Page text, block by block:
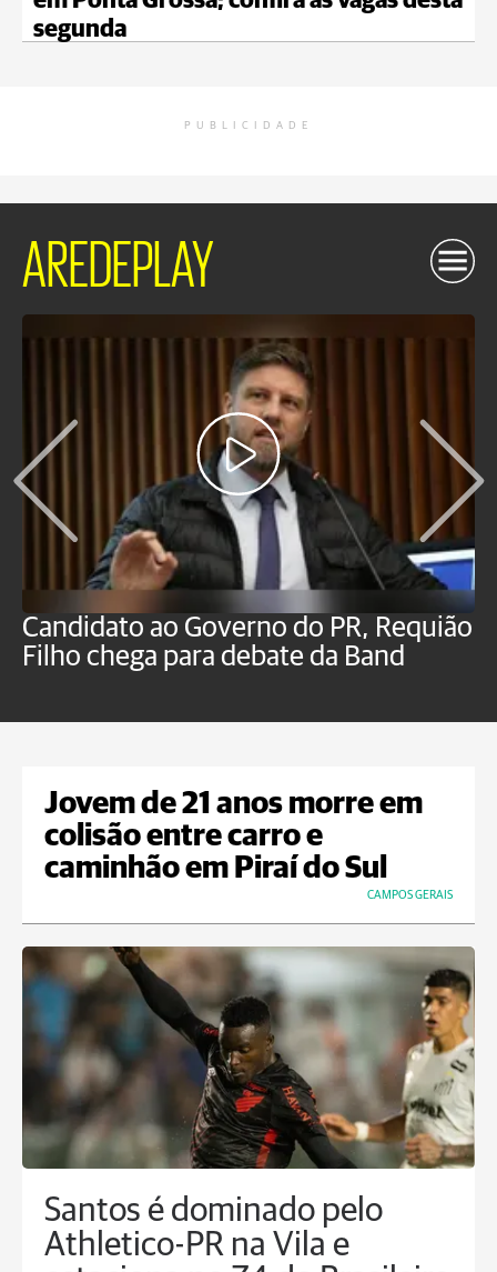
segunda
PUBLICIDADE
AREDEPLAY
Candidato ao Governo do PR, Requião
Filho chega para debate da Band
Jovem de 21 anos morre em
colisão entre carro e
caminhão em Piraí do Sul
CAMPOS GERAIS
Santos é dominado pelo
Athletico-PR na Vila e